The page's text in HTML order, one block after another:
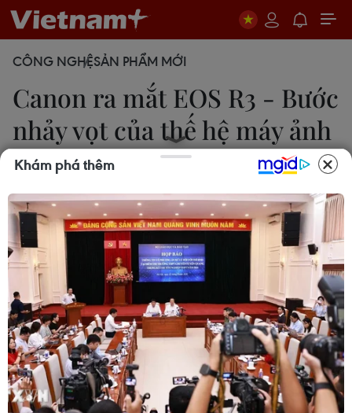
CÔNG NGHỆSẢN PHẨM MỚI
Canon ra mắt EOS R3 - Bước
nhảy vọt của thế hệ máy ảnh
mirroless
Minh Sơn
14/09/2021 23:15
Cuối cùng sau bao đồn đoán, Canon đã giới thiệu
chiếc EOS R3, mẫu máy ảnh không gương lật
mạnh mẽ nhất thế giới.
Khám phá thêm